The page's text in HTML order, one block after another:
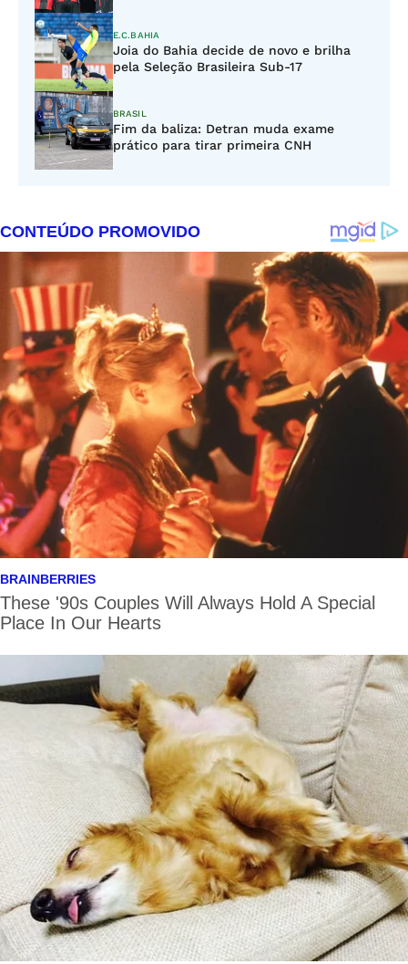
E.C.BAHIA
Joia do Bahia decide de novo e brilha
pela Seleção Brasileira Sub-17
BRASIL
Fim da baliza: Detran muda exame
prático para tirar primeira CNH